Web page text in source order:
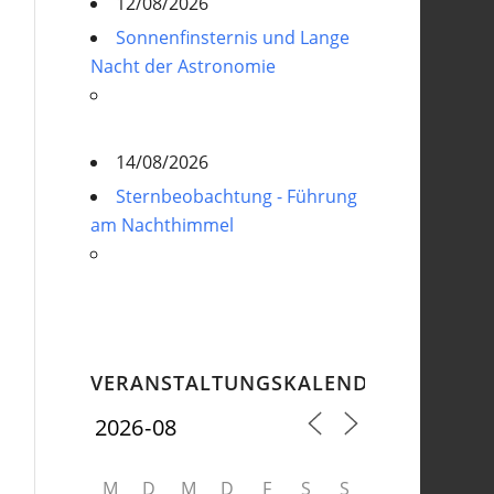
Sonnenfinsternis und Lange
Nacht der Astronomie
14/08/2026
Sternbeobachtung - Führung
am Nachthimmel
VERANSTALTUNGSKALENDER
M D M D F S
S